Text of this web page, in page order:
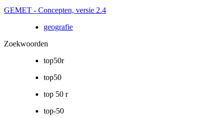
GEMET - Concepten, versie 2.4
geografie
Zoekwoorden
top50r
top50
top 50 r
top-50